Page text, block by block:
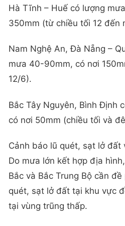
Hà Tĩnh – Huế có lượng
350mm (từ chiều tối 12 đến
Nam Nghệ An, Đà Nẵng –
mưa 40-90mm, có nơi
12/6).
Bắc Tây Nguyên, Bình Định
có nơi 50mm (chiều tối và
Cảnh báo lũ quét, sạt lở đất
Do mưa lớn kết hợp địa
Bắc và Bắc Trung Bộ cần
quét, sạt lở đất tại khu vực
tại vùng trũng thấp.